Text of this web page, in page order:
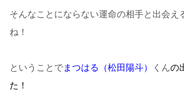
そんなことにならない運命の相手と出会え
ね！
ということでまつはる（松田陽斗） くんの
た！